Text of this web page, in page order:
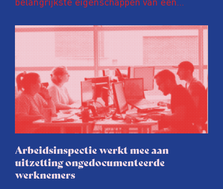
prijs van een huis en huurinkomsten met
tienduizenden euro’s opschroeven. Daar
wordt door energielabelaars en
vastgoedpartijen gretig op ingespeeld, blijkt
uit onderzoek van het FD. Tienduizenden
labels vallen op dubieuze wijze nét in een
groenere labelletter.
Arbeidsinspectie werkt mee aan
uitzetting ongedocumenteerde
werknemers